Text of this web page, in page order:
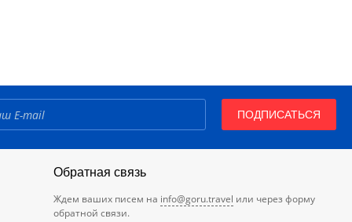
ПОДПИСАТЬСЯ
Обратная связь
Ждем ваших писем на info@goru.travel или через форму
обратной связи.